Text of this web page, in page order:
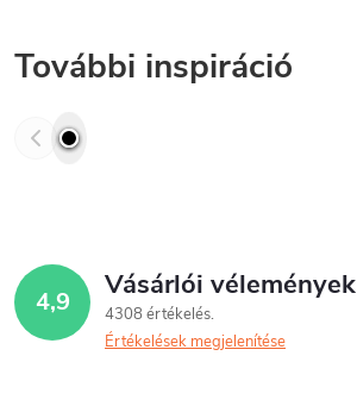
További inspiráció
4,9 Vásárlói vélemények
4308 értékelés
Értékelések megjelenítése